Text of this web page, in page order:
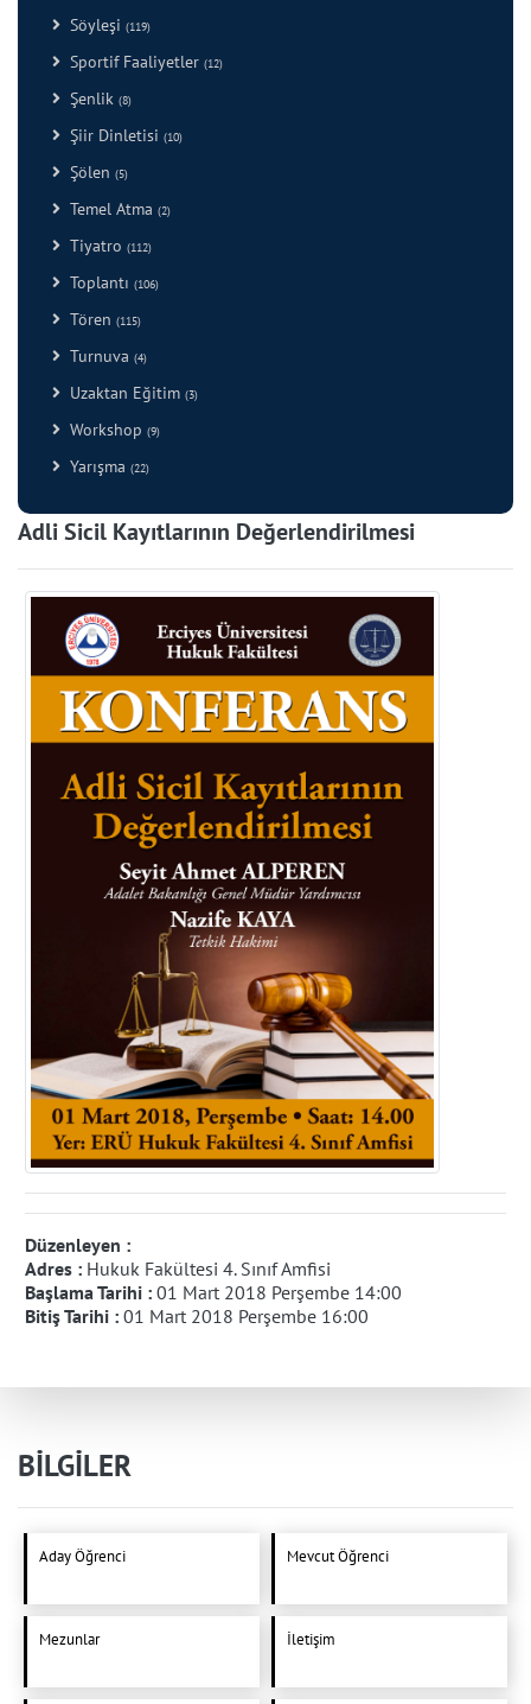
Söyleşi (119)
Sportif Faaliyetler (12)
Şenlik (8)
Şiir Dinletisi (10)
Şölen (5)
Temel Atma (2)
Tiyatro (112)
Toplantı (106)
Tören (115)
Turnuva (4)
Uzaktan Eğitim (3)
Workshop (9)
Yarışma (22)
Adli Sicil Kayıtlarının Değerlendirilmesi
Düzenleyen :
Adres : Hukuk Fakültesi 4. Sınıf Amfisi
Başlama Tarihi : 01 Mart 2018 Perşembe 14:00
Bitiş Tarihi : 01 Mart 2018 Perşembe 16:00
BİLGİLER
Aday Öğrenci Mevcut Öğrenci
Mezunlar İletişim